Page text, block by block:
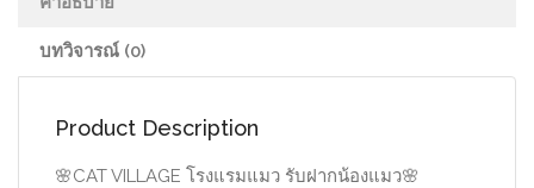
บทวิจารณ์ (0)
Product Description
🌸CAT VILLAGE โรงแรมแมว รับฝากน้องแมว🌸